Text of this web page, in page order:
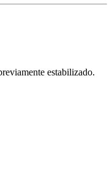
estabilizado.